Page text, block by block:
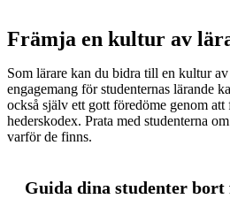
Främja en kultur av
Som lärare kan du bidra till en kultur
engagemang för studenternas lärande
också själv ett gott föredöme genom
hederskodex. Prata med studenterna
varför de finns.
Guida dina studenter